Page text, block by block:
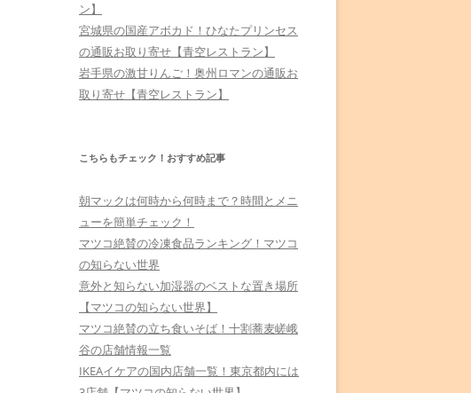
ン】
宮城県の国産アボカド！ひなたプリンセス
の通販お取り寄せ【青空レストラン】
岩手県の激甘りんご！奥州ロマンの通販お
取り寄せ【青空レストラン】
こちらもチェック！おすすめ記事
朝マックは何時から何時まで？時間とメニ
ューを簡単チェック！
マツコ絶賛の冷凍食品ランキング！マツコ
の知らない世界
意外と知らない加湿器のベストな置き場所
【マツコの知らない世界】
マツコ絶賛の立ち食いそば！十割蕎麦嵯峨
谷の店舗情報一覧
IKEAイケアの国内店舗一覧！東京都内には